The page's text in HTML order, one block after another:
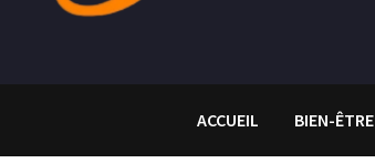
ACCUEIL BIEN-ÊTRE